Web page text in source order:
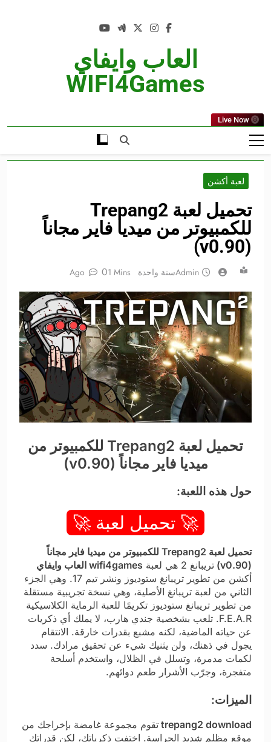
العاب وايفاي
WIFI4Games
Live Now
لعبة أكشن
تحميل لعبة Trepang2
للكمبيوتر من ميديا فاير مجاناً
(v0.90)
Adminسنة واحدة Ago 01 Mins
تحميل لعبة Trepang2 للكمبيوتر من
ميديا فاير مجاناً (v0.90)
حول هذه اللعبة:
🚀 تحميل لعبة 🚀
تحميل لعبة Trepang2 للكمبيوتر من ميديا فاير مجاناً
(v0.90)
تريبانغ 2 هي لعبة
wifi4games العاب وايفاي
أكشن من تطوير تريبانغ ستوديوز ونشر تيم 17. وهي الجزء
الثاني من لعبة تريبانغ الأصلية، وهي نسخة تجريبية مستقلة
من تطوير تريبانغ ستوديوز تكريمًا للعبة الرماية الكلاسيكية
F.E.A.R. تلعب بشخصية جندي هارب، لا يملك أي ذكريات
عن حياته الماضية، لكنه مشبع بقدرات خارقة. الانتقام
يجول في ذهنك، ولن يثنيك شيء عن تحقيق مرادك. سدد
لكمات مدمرة، وتسلل في الظلال، واستخدم أسلحة
متفجرة، وجرّب الأشرار طعم دوائهم.
الميزات:
trepang2 download تقوم مجموعة غامضة بإخراجك من
موقع مظلم شديد الحراسة. اختفت ذكرياتك، لكن قدراتك